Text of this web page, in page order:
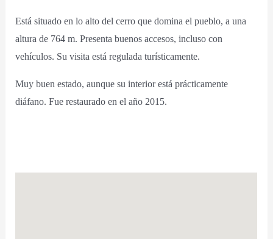
Está situado en lo alto del cerro que domina el pueblo, a una
altura de 764 m. Presenta buenos accesos, incluso con
vehículos. Su visita está regulada turísticamente.
Muy buen estado, aunque su interior está prácticamente
diáfano. Fue restaurado en el año 2015.